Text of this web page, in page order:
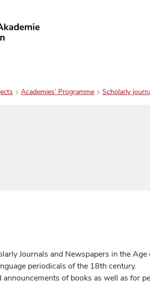
Academies’ Programme Scholarly
Journals and Newspapers in the
periodicals of the 18th century.
of books as well as for